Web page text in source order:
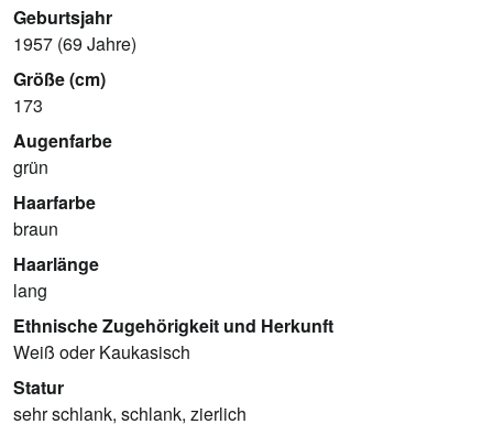
Geburtsjahr
1957 (69 Jahre)
Größe (cm)
173
Augenfarbe
grün
Haarfarbe
braun
Haarlänge
lang
Ethnische Zugehörigkeit und Herkunft
Weiß oder Kaukasisch
Statur
sehr schlank, schlank, zierlich